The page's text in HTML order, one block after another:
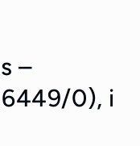
–
0), i